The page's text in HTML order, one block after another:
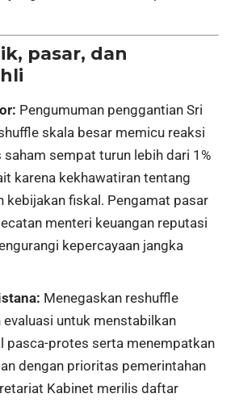
pasar, dan
Pengumuman penggantian Sri
skala besar memicu reaksi
sempat turun lebih dari 1%
karena kekhawatiran tentang
kebijakan fiskal. Pengamat pasar
menteri keuangan reputasi
kepercayaan jangka
Menegaskan reshuffle
evaluasi untuk menstabilkan
pasca-protes serta menempatkan
dengan prioritas pemerintahan
Kabinet merilis daftar